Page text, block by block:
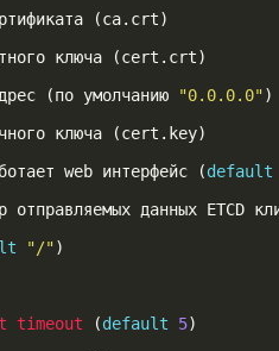
(ca. crt)
ключа (cert . crt)
(по умолчанию "0.0.0.0")
ключа (cert . key)
web интерфейс (default
отправляемых данных ETCD
"/")
timeout (default 5)